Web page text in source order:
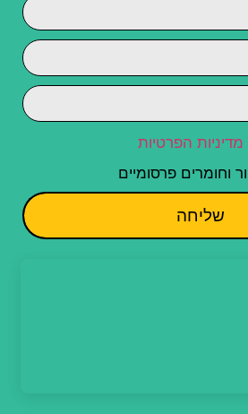
מדיניות הפרטיות
וחומרים פרסומיים
שליחה